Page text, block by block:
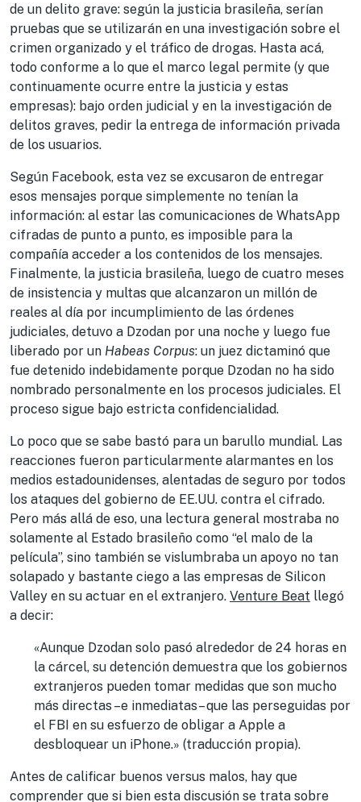
de un delito grave: según la justicia brasileña, serían
pruebas que se utilizarán en una investigación sobre el
crimen organizado y el tráfico de drogas. Hasta acá,
todo conforme a lo que el marco legal permite (y que
continuamente ocurre entre la justicia y estas
empresas): bajo orden judicial y en la investigación de
delitos graves, pedir la entrega de información privada
de los usuarios.
Según Facebook, esta vez se excusaron de entregar
esos mensajes porque simplemente no tenían la
información: al estar las comunicaciones de WhatsApp
cifradas de punto a punto, es imposible para la
compañía acceder a los contenidos de los mensajes.
Finalmente, la justicia brasileña, luego de cuatro meses
de insistencia y multas que alcanzaron un millón de
reales al día por incumplimiento de las órdenes
judiciales, detuvo a Dzodan por una noche y luego fue
liberado por un Habeas Corpus: un juez dictaminó que
fue detenido indebidamente porque Dzodan no ha sido
nombrado personalmente en los procesos judiciales. El
proceso sigue bajo estricta confidencialidad.
Lo poco que se sabe bastó para un barullo mundial. Las
reacciones fueron particularmente alarmantes en los
medios estadounidenses, alentadas de seguro por todos
los ataques del gobierno de EE.UU. contra el cifrado.
Pero más allá de eso, una lectura general mostraba no
solamente al Estado brasileño como “el malo de la
película”, sino también se vislumbraba un apoyo no tan
solapado y bastante ciego a las empresas de Silicon
Valley en su actuar en el extranjero. Venture Beat llegó
a decir:
«Aunque Dzodan solo pasó alrededor de 24 horas en
la cárcel, su detención demuestra que los gobiernos
extranjeros pueden tomar medidas que son mucho
más directas –e inmediatas– que las perseguidas por
el FBI en su esfuerzo de obligar a Apple a
desbloquear un iPhone.» (traducción propia).
Antes de calificar buenos versus malos, hay que
comprender que si bien esta discusión se trata sobre